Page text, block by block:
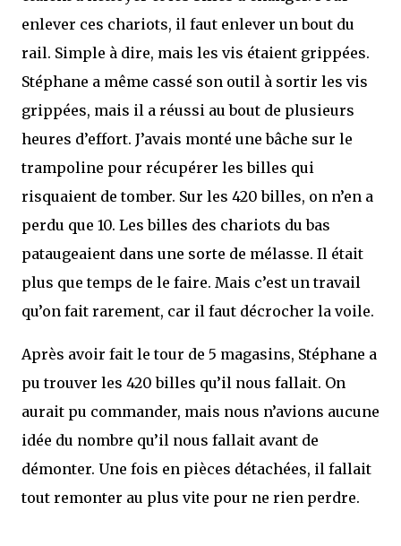
enlever ces chariots, il faut enlever un bout du
rail. Simple à dire, mais les vis étaient grippées.
Stéphane a même cassé son outil à sortir les vis
grippées, mais il a réussi au bout de plusieurs
heures d’effort. J’avais monté une bâche sur le
trampoline pour récupérer les billes qui
risquaient de tomber. Sur les 420 billes, on n’en a
perdu que 10. Les billes des chariots du bas
pataugeaient dans une sorte de mélasse. Il était
plus que temps de le faire. Mais c’est un travail
qu’on fait rarement, car il faut décrocher la voile.
Après avoir fait le tour de 5 magasins, Stéphane a
pu trouver les 420 billes qu’il nous fallait. On
aurait pu commander, mais nous n’avions aucune
idée du nombre qu’il nous fallait avant de
démonter. Une fois en pièces détachées, il fallait
tout remonter au plus vite pour ne rien perdre.